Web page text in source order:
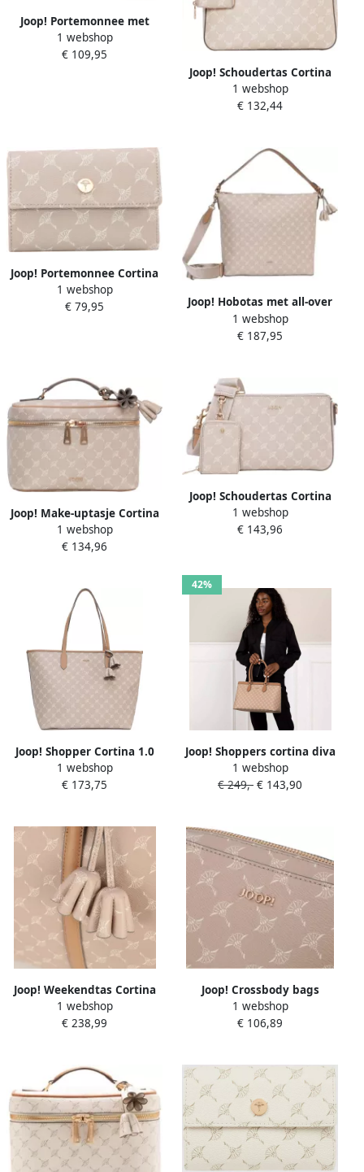
Joop! Portemonnee met
labelapplicatie model
'melete'
1 webshop
€ 109,95
Joop! Schoudertas Cortina
1.0 jasmina shoulderbag
mvz met ritskleingeldzakje
1 webshop
€ 132,44
Joop! Portemonnee Cortina
1.0 cosma purse mh10f in
een praktisch formaat
1 webshop
€ 79,95
Joop! Hobotas met all-over
logo model 'alara'
1 webshop
€ 187,95
Joop! Make-uptasje Cortina
1.0 flora washbag mhz
Make-up tas beautycase
1 webshop
€ 134,96
Joop! Schoudertas Cortina
1.0 jasmina shoulderbag
shz
1 webshop
€ 143,96
Joop! Shopper Cortina 1.0
lara shopper lhz met
uitneembaar ritstasje
1 webshop
€ 173,75
42%
Joop! Shoppers cortina diva
romea shopper mhz in
beige
1 webshop
€ 249,- € 143,90
Joop! Weekendtas Cortina
1.0 aurora weekendtas lhz
Reistas sporttas met
1 webshop
€ 238,99
Joop! Crossbody bags
cortina 1.0 cloe
shoulderbag shz in beige
1 webshop
€ 106,89